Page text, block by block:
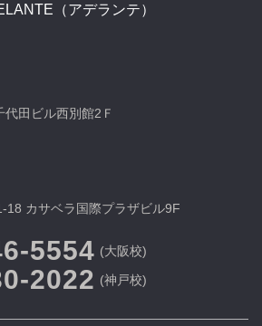
（アデランテ）
田ビル西別館2Ｆ
18 カサベラ国際プラザビル9F
5554 (大阪校)
2022 (神戸校)